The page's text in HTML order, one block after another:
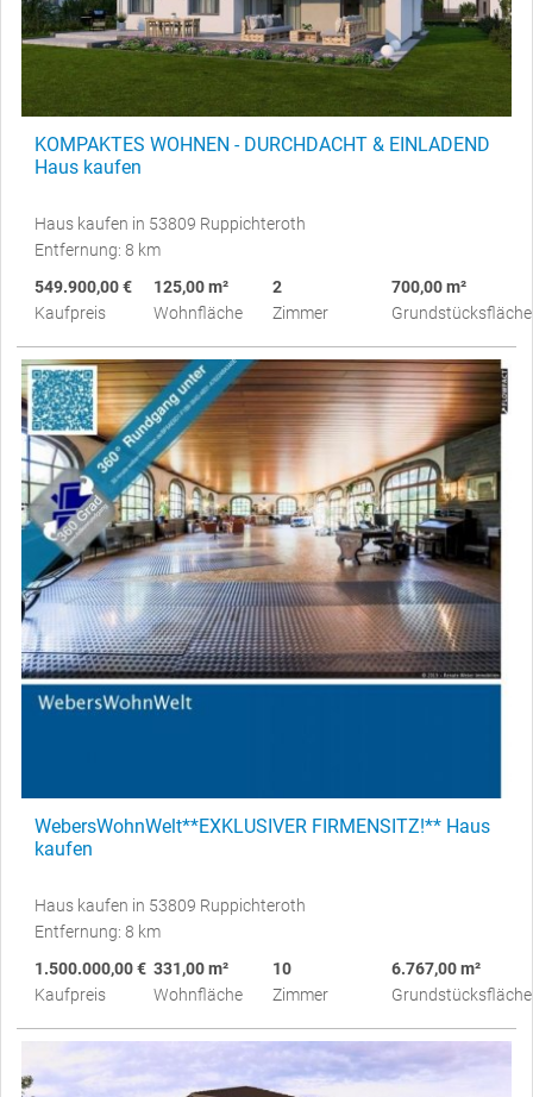
KOMPAKTES WOHNEN - DURCHDACHT & EINLADEND
Haus kaufen
Haus kaufen in 53809 Ruppichteroth
Entfernung: 8 km
549.900,00 €
Kaufpreis
125,00 m²
Wohnfläche
2
Zimmer
700,00 m²
Grundstücksfläche
WebersWohnWelt**EXKLUSIVER FIRMENSITZ!** Haus
kaufen
Haus kaufen in 53809 Ruppichteroth
Entfernung: 8 km
1.500.000,00 €
Kaufpreis
331,00 m²
Wohnfläche
10
Zimmer
6.767,00 m²
Grundstücksfläche